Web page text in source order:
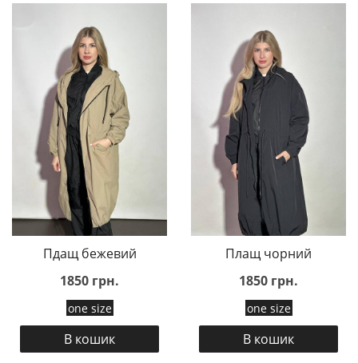
Пдащ бежевий
1850 грн.
one size
В кошик
Плащ чорний
1850 грн.
one size
В кошик